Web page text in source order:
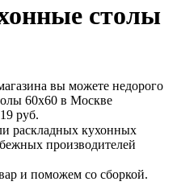
столы
вы можете недорого
60х60 в Москве
руб.
раскладных кухонных
производителей
и поможем со сборкой.